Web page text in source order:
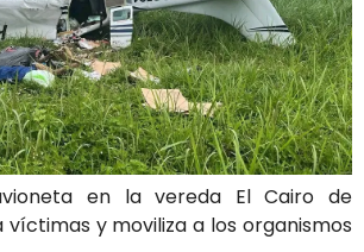
en la vereda El Cairo de
víctimas y moviliza a los organismos